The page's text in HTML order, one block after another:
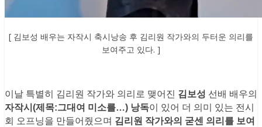
[ 김보성 배우는 자작시 축시낭송 후 김리원 작가와의 두터운 의리를
보여주고 있다. ]
이날 특별히 김리원 작가와 의리로 맺어진 김보성 선배 배우의
자작시(제목:그대여 미소를…) 낭독이 있어 더 의미 있는 전시
회 오프닝을 만들어줬으며 김리원 작가와의 굳센 의리를 보여